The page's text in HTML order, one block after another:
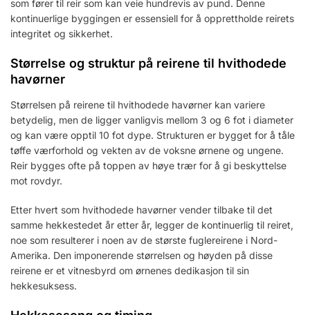
som fører til reir som kan veie hundrevis av pund. Denne
kontinuerlige byggingen er essensiell for å opprettholde reirets
integritet og sikkerhet.
Størrelse og struktur på reirene til hvithodede
havørner
Størrelsen på reirene til hvithodede havørner kan variere
betydelig, men de ligger vanligvis mellom 3 og 6 fot i diameter
og kan være opptil 10 fot dype. Strukturen er bygget for å tåle
tøffe værforhold og vekten av de voksne ørnene og ungene.
Reir bygges ofte på toppen av høye trær for å gi beskyttelse
mot rovdyr.
Etter hvert som hvithodede havørner vender tilbake til det
samme hekkestedet år etter år, legger de kontinuerlig til reiret,
noe som resulterer i noen av de største fuglereirene i Nord-
Amerika. Den imponerende størrelsen og høyden på disse
reirene er et vitnesbyrd om ørnenes dedikasjon til sin
hekkesuksess.